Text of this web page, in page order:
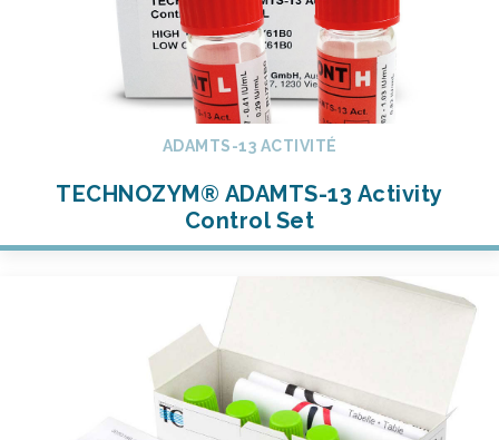
ADAMTS-13 ACTIVITÉ
TECHNOZYM® ADAMTS-13 Activity
Control Set